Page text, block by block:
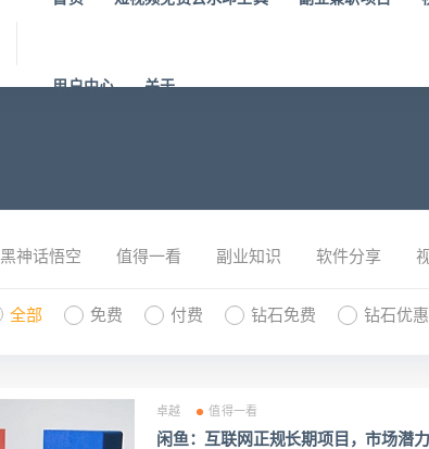
用户中心 关于
黑神话悟空 值得一看 副业知识 软件分享
全部 免费 付费 钻石免费 钻石优惠
卓越 值得一看
闲鱼：互联网正规长期项目，市场潜